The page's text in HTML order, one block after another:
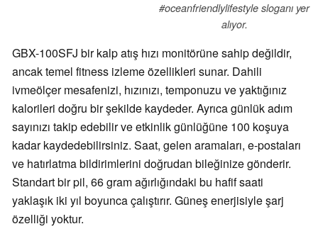
#oceanfriendlylifestyle sloganı yer
alıyor.
GBX-100SFJ bir kalp atış hızı monitörüne sahip değildir,
ancak temel fitness izleme özellikleri sunar. Dahili
ivmeölçer mesafenizi, hızınızı, temponuzu ve yaktığınız
kalorileri doğru bir şekilde kaydeder. Ayrıca günlük adım
sayınızı takip edebilir ve etkinlik günlüğüne 100 koşuya
kadar kaydedebilirsiniz. Saat, gelen aramaları, e-postaları
ve hatırlatma bildirimlerini doğrudan bileğinize gönderir.
Standart bir pil, 66 gram ağırlığındaki bu hafif saati
yaklaşık iki yıl boyunca çalıştırır. Güneş enerjisiyle şarj
özelliği yoktur.